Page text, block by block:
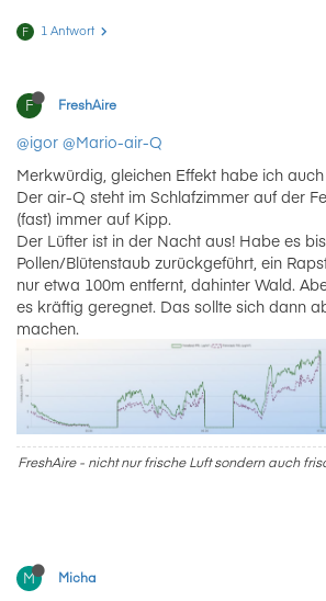
F 1 Antwort
F FreshAire
@igor @Mario-air-Q
Merkwürdig, gleichen Effekt habe ich
Der air-Q steht im Schlafzimmer auf der
(fast) immer auf Kipp.
Der Lüfter ist in der Nacht aus! Habe es
Pollen/Blütenstaub zurückgeführt, ein
nur etwa 100m entfernt, dahinter Wald.
es kräftig geregnet. Das sollte sich dann
machen.
FreshAire - nicht nur frische Luft sondern auch
M Micha